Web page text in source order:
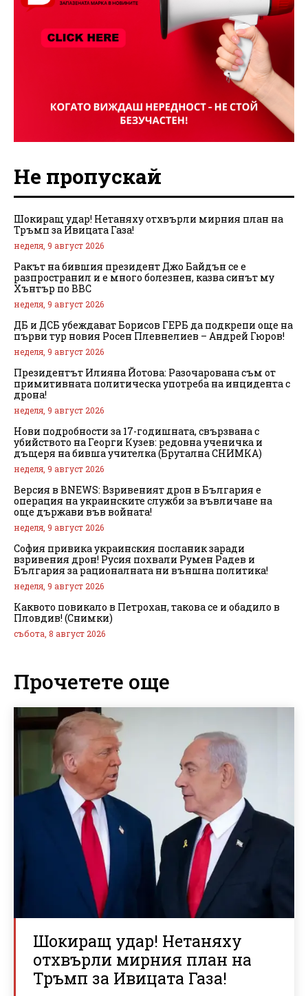
Не пропускай
Шокиращ удар! Нетаняху отхвърли мирния план на
Тръмп за Ивицата Газа!
неделя, 9 август 2026
Ракът на бившия президент Джо Байдън се е
разпространил и е много болезнен, казва синът му
Хънтър по BBC
неделя, 9 август 2026
ДБ и ДСБ убеждават Борисов ГЕРБ да подкрепи още на
първи тур новия Росен Плевнелиев – Андрей Гюров!
неделя, 9 август 2026
Президентът Илияна Йотова: Разочарована съм от
примитивната политическа употреба на инцидента с
дрона!
неделя, 9 август 2026
Нови подробности за 17-годишната, свързвана с
убийството на Георги Кузев: редовна ученичка и
дъщеря на бивша учителка (Брутална СНИМКА)
неделя, 9 август 2026
Версия в BNEWS: Взривеният дрон в България е
операция на украинските служби за въвличане на
още държави във войната!
неделя, 9 август 2026
София привика украинския посланик заради
взривения дрон! Русия похвали Румен Радев и
България за рационалната ни външна политика!
неделя, 9 август 2026
Каквото повикало в Петрохан, такова се и обадило в
Пловдив! (Снимки)
събота, 8 август 2026
Прочетете още
Шокиращ удар! Нетаняху
отхвърли мирния план на
Тръмп за Ивицата Газа!